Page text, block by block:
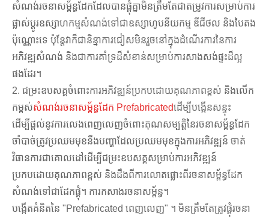
សំណង់រចនាសម្ព័ន្ធដែកដែលបានផ្គុំគ្នាមិនត្រឹមតែជាតម្រូវការសម្រាប់ការ
ផ្លាស់ប្តូរឧស្សាហកម្មសំណង់ទៅជាឧស្សាហូបនីយកម្ម ឌីជីថល និងបៃតង
ប៉ុណ្ណោះទេ ប៉ុន្តែវាក៏ជានិន្នាការជៀសមិនរួចនៅក្នុងដំណើរការនៃការ
អភិវឌ្ឍសំណង់ និងជាការគាំទ្រដ៏សំខាន់សម្រាប់ការសាងសង់ផ្ទះដ៏ល្អ
ផងដែរ។
2. ជម្រះឧបសគ្គចំពោះការអភិវឌ្ឍន៍ប្រកបដោយគុណភាពខ្ពស់ និងលើក
កម្ពស់សំណង់រចនាសម្ព័ន្ធដែក Prefabricatedដើម្បីបង្កើនសន្ទុះ
ដើម្បីផ្តល់នូវការលេងពេញលេញចំពោះគុណសម្បត្តិនៃរចនាសម្ព័ន្ធដែក
ចាំបាច់ត្រូវប្រឈមមុខនឹងបញ្ហាដែលប្រឈមមុខក្នុងការអភិវឌ្ឍន៍ ចាត់
វិធានការជាគោលដៅដើម្បីជម្រះឧបសគ្គសម្រាប់ការអភិវឌ្ឍន៍
ប្រកបដោយគុណភាពខ្ពស់ និងដឹងពីការលោតផ្លោះពីរចនាសម្ព័ន្ធដែក
សំណង់ទៅជាដែកផ្គុំ។ ការកសាងរចនាសម្ព័ន្ធ។
បង្កើតគំនិតនៃ "Prefabricated ពេញលេញ" ។ មិនត្រឹមតែត្រូវផ្គុំរចនា